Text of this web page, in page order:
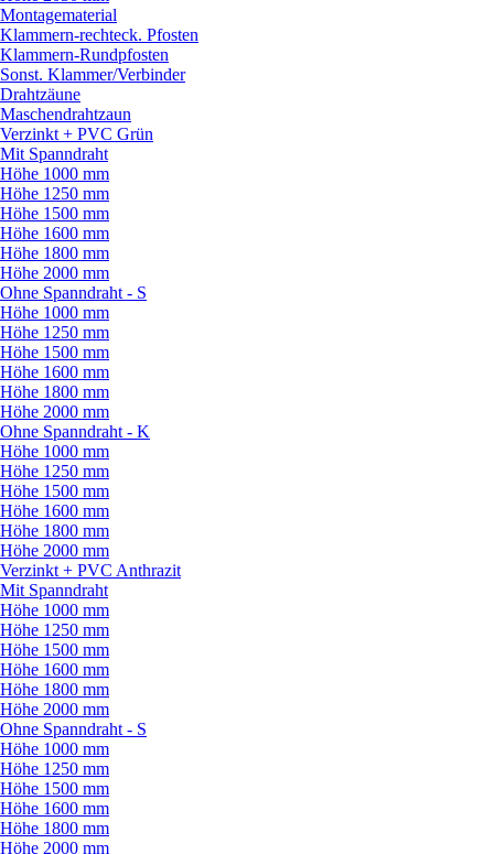
Montagematerial
Klammern-rechteck. Pfosten
Klammern-Rundpfosten
Sonst. Klammer/Verbinder
Drahtzäune
Maschendrahtzaun
Verzinkt + PVC Grün
Mit Spanndraht
Höhe 1000 mm
Höhe 1250 mm
Höhe 1500 mm
Höhe 1600 mm
Höhe 1800 mm
Höhe 2000 mm
Ohne Spanndraht - S
Höhe 1000 mm
Höhe 1250 mm
Höhe 1500 mm
Höhe 1600 mm
Höhe 1800 mm
Höhe 2000 mm
Ohne Spanndraht - K
Höhe 1000 mm
Höhe 1250 mm
Höhe 1500 mm
Höhe 1600 mm
Höhe 1800 mm
Höhe 2000 mm
Verzinkt + PVC Anthrazit
Mit Spanndraht
Höhe 1000 mm
Höhe 1250 mm
Höhe 1500 mm
Höhe 1600 mm
Höhe 1800 mm
Höhe 2000 mm
Ohne Spanndraht - S
Höhe 1000 mm
Höhe 1250 mm
Höhe 1500 mm
Höhe 1600 mm
Höhe 1800 mm
Höhe 2000 mm